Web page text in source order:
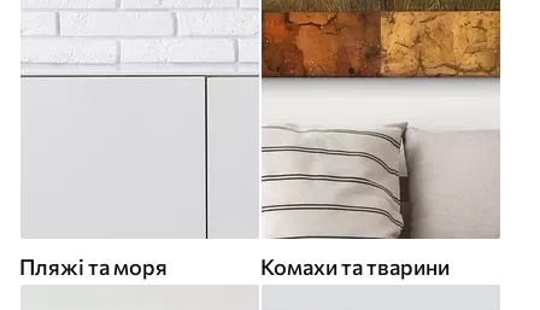
Пляжі та моря Комахи та тварини